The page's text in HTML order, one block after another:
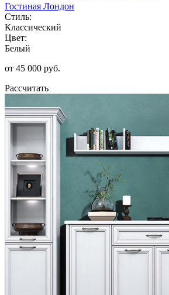
Гостиная Лондон
Стиль:
Классический
Цвет:
Белый
от 45 000 руб.
Рассчитать